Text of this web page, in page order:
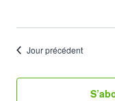
août
2024
Jour précédent